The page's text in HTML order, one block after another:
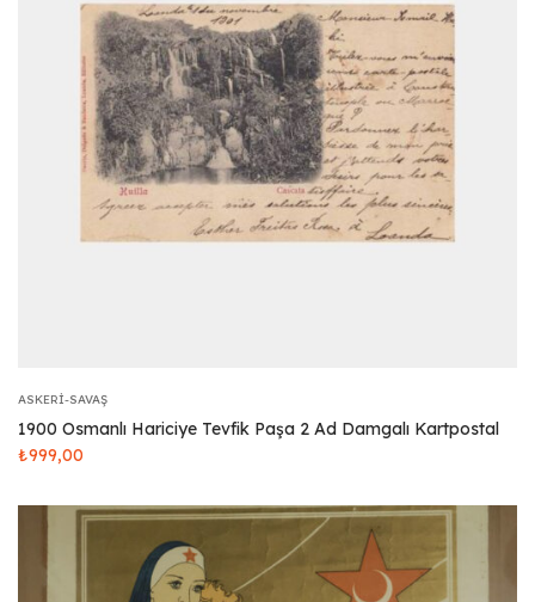
ASKERI-SAVAŞ
1900 Osmanlı Hariciye Tevfik Paşa 2 Ad Damgalı Kartpostal
₺999,00